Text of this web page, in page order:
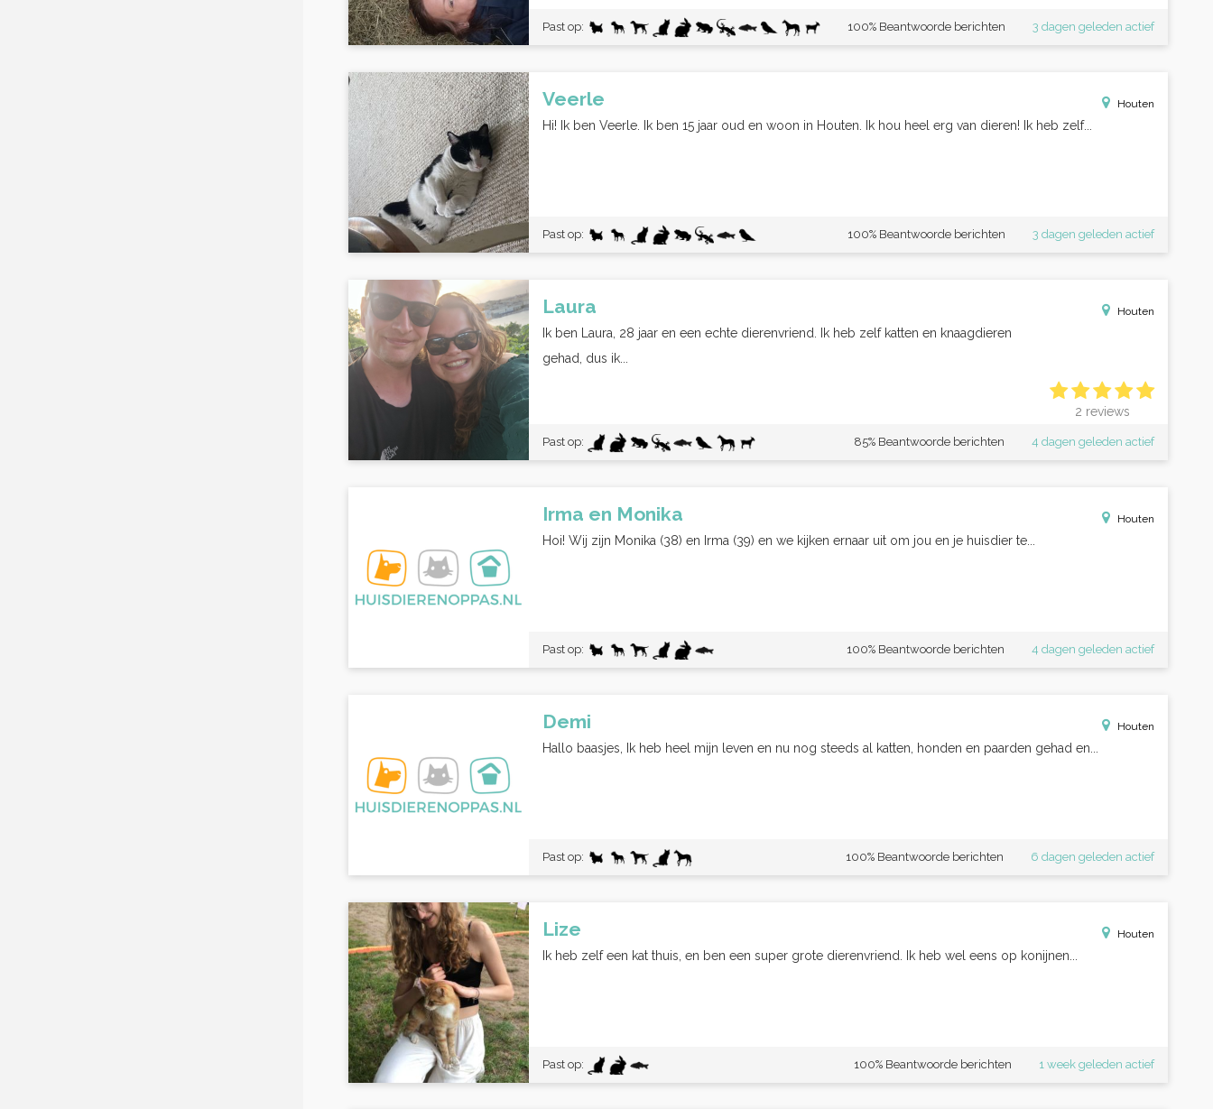
Past op: 3 dagen geleden actief
100% Beantwoorde berichten
Veerle Houten
Hi! Ik ben Veerle. Ik ben 15 jaar oud en woon in Houten. Ik hou heel erg van dieren! Ik heb zelf...
Past op: 3 dagen geleden actief
100% Beantwoorde berichten
Laura Houten
2 reviews
Ik ben Laura, 28 jaar en een echte dierenvriend. Ik heb zelf katten en knaagdieren
gehad, dus ik...
Past op: 4 dagen geleden actief
85% Beantwoorde berichten
Irma en Monika Houten
Hoi! Wij zijn Monika (38) en Irma (39) en we kijken ernaar uit om jou en je huisdier te...
Past op: 4 dagen geleden actief
100% Beantwoorde berichten
Demi Houten
Hallo baasjes, Ik heb heel mijn leven en nu nog steeds al katten, honden en paarden gehad en...
Past op: 6 dagen geleden actief
100% Beantwoorde berichten
Lize Houten
Ik heb zelf een kat thuis, en ben een super grote dierenvriend. Ik heb wel eens op konijnen...
Past op: 1 week geleden actief
100% Beantwoorde berichten